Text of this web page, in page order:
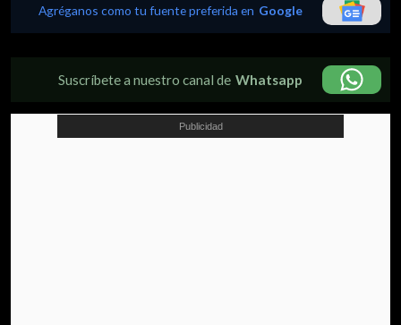
Agréganos como tu fuente preferida en Google
Suscríbete a nuestro canal de Whatsapp